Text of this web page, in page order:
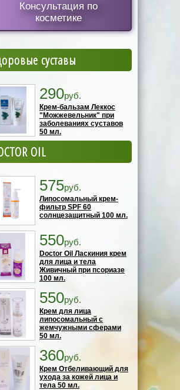
Консультация по
косметике
суставы
290руб.
Крем-бальзам Леккос
"Можжевельник" при
заболеваниях суставов
50 мл.
OIL
575руб.
Липосомальный крем-
фильтр SPF 60
солнцезащитный 100 мл.
550руб.
Doctor Oil Ласкиния крем
для лица и тела
Живичный при псориазе
100 мл.
550руб.
Крем для лица
липосомальный с
жемчужными сферами
50 мл.
360руб.
Крем Отбеливающий для
ухода за кожей лица и
тела 50 мл.